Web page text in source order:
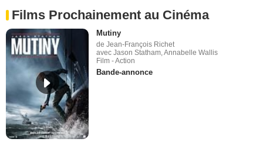
Films Prochainement au Cinéma
Mutiny
de Jean-François Richet
avec Jason Statham, Annabelle Wallis
Film - Action
Bande-annonce